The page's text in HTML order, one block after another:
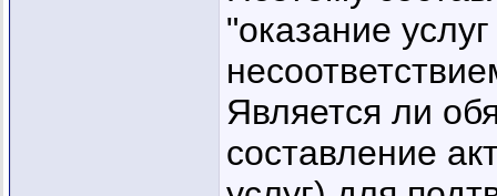
"оказание
Является ли
составление